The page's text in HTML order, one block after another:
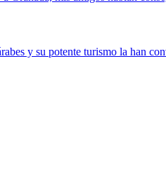
y su potente turismo la han